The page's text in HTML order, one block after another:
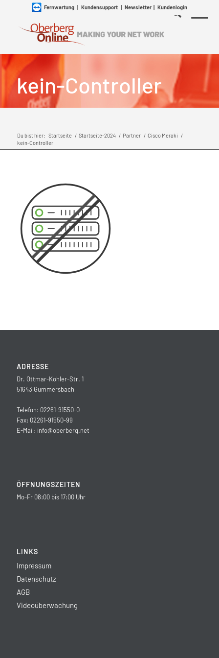
Fernwartung| Kundensupport| Newsletter| Kundenlogin
kein-Controller
Du bist hier: Startseite / Startseite-2024 / Partner / Cisco Meraki /
kein-Controller
ADRESSE
Dr. Ottmar-Kohler-Str. 1
51643 Gummersbach
Telefon: 02261-91550-0
Fax: 02261-91550-99
E-Mail: info@oberberg.net
ÖFFNUNGSZEITEN
Mo-Fr 08:00 bis 17:00 Uhr
LINKS
Impressum
Datenschutz
AGB
Videoüberwachung